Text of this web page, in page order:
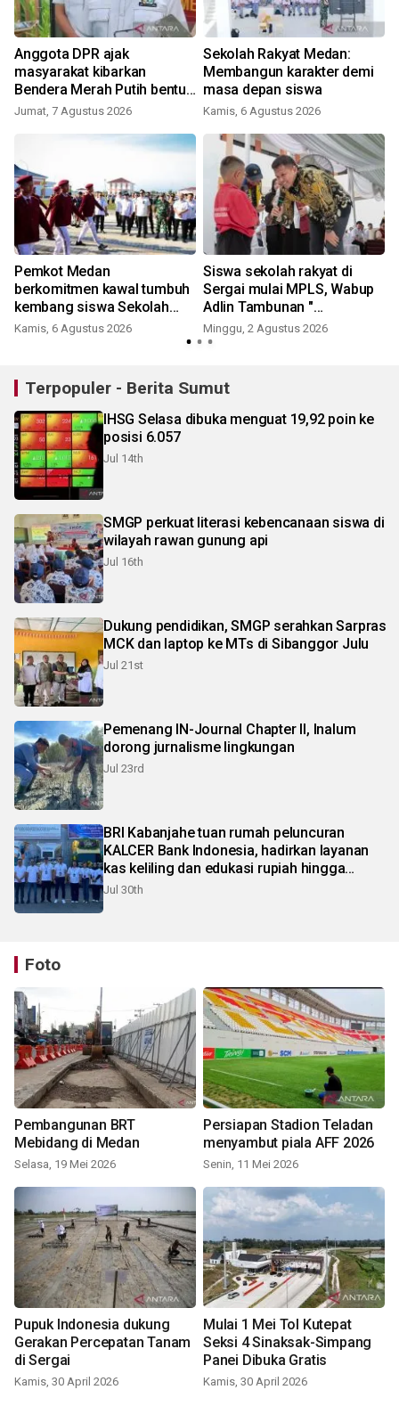
Anggota DPR ajak
masyarakat kibarkan
Bendera Merah Putih bentuk
syukur
Jumat, 7 Agustus 2026
Sekolah Rakyat Medan:
Membangun karakter demi
masa depan siswa
Kamis, 6 Agustus 2026
Pemkot Medan
berkomitmen kawal tumbuh
kembang siswa Sekolah
Rakyat
Kamis, 6 Agustus 2026
Siswa sekolah rakyat di
Sergai mulai MPLS, Wabup
Adlin Tambunan "
pendidikan jalan memutus
rantai kemiskinan"
Minggu, 2 Agustus 2026
Terpopuler - Berita Sumut
IHSG Selasa dibuka menguat 19,92 poin ke
posisi 6.057
Jul 14th
SMGP perkuat literasi kebencanaan siswa di
wilayah rawan gunung api
Jul 16th
Dukung pendidikan, SMGP serahkan Sarpras
MCK dan laptop ke MTs di Sibanggor Julu
Jul 21st
Pemenang IN-Journal Chapter II, Inalum
dorong jurnalisme lingkungan
Jul 23rd
BRI Kabanjahe tuan rumah peluncuran
KALCER Bank Indonesia, hadirkan layanan
kas keliling dan edukasi rupiah hingga
pelosok Karo
Jul 30th
Foto
Pembangunan BRT
Mebidang di Medan
Selasa, 19 Mei 2026
Persiapan Stadion Teladan
menyambut piala AFF 2026
Senin, 11 Mei 2026
Pupuk Indonesia dukung
Gerakan Percepatan Tanam
di Sergai
Kamis, 30 April 2026
Mulai 1 Mei Tol Kutepat
Seksi 4 Sinaksak-Simpang
Panei Dibuka Gratis
Kamis, 30 April 2026